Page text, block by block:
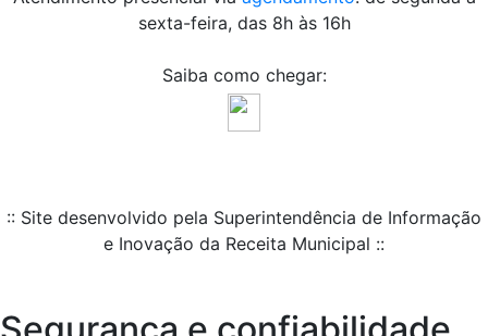
sexta-feira, das 8h às 16h
Saiba como chegar:
:: Site desenvolvido pela Superintendência de Informação
e Inovação da Receita Municipal ::